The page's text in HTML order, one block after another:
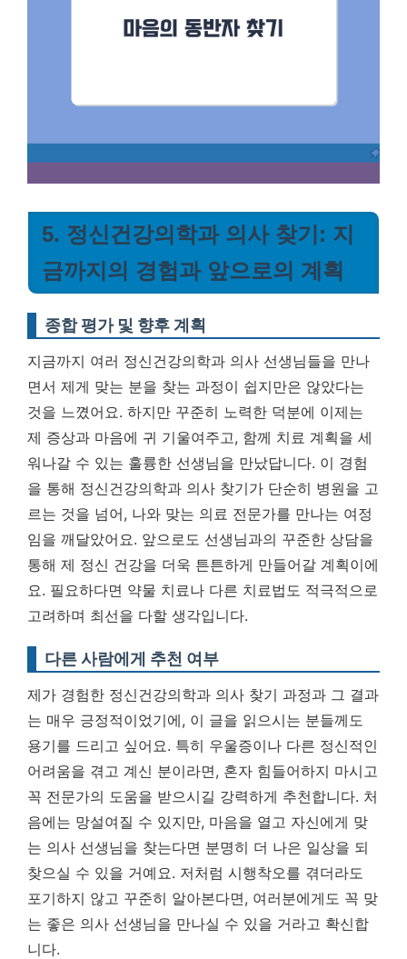
5. 정신건강의학과 의사 찾기: 지
금까지의 경험과 앞으로의 계획
종합 평가 및 향후 계획
지금까지 여러 정신건강의학과 의사 선생님들을 만나
면서 제게 맞는 분을 찾는 과정이 쉽지만은 않았다는
것을 느꼈어요. 하지만 꾸준히 노력한 덕분에 이제는
제 증상과 마음에 귀 기울여주고, 함께 치료 계획을 세
워나갈 수 있는 훌륭한 선생님을 만났답니다. 이 경험
을 통해 정신건강의학과 의사 찾기가 단순히 병원을 고
르는 것을 넘어, 나와 맞는 의료 전문가를 만나는 여정
임을 깨달았어요. 앞으로도 선생님과의 꾸준한 상담을
통해 제 정신 건강을 더욱 튼튼하게 만들어갈 계획이에
요. 필요하다면 약물 치료나 다른 치료법도 적극적으로
고려하며 최선을 다할 생각입니다.
다른 사람에게 추천 여부
제가 경험한 정신건강의학과 의사 찾기 과정과 그 결과
는 매우 긍정적이었기에, 이 글을 읽으시는 분들께도
용기를 드리고 싶어요. 특히 우울증이나 다른 정신적인
어려움을 겪고 계신 분이라면, 혼자 힘들어하지 마시고
꼭 전문가의 도움을 받으시길 강력하게 추천합니다. 처
음에는 망설여질 수 있지만, 마음을 열고 자신에게 맞
는 의사 선생님을 찾는다면 분명히 더 나은 일상을 되
찾으실 수 있을 거예요. 저처럼 시행착오를 겪더라도
포기하지 않고 꾸준히 알아본다면, 여러분에게도 꼭 맞
는 좋은 의사 선생님을 만나실 수 있을 거라고 확신합
니다.